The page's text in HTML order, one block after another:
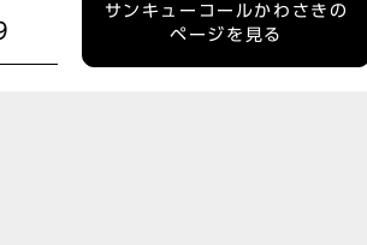
サンキューコールかわさきの
ページを見る